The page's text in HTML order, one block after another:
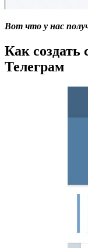
Вот что у нас
Как создать
Телеграм